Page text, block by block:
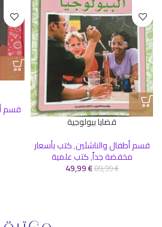
قضايا بيولوجية
قسم أطفال والناشئين,كتب بأسعار
مخفضة جداً,كتب علمية
89,99€
49,99€
قسم